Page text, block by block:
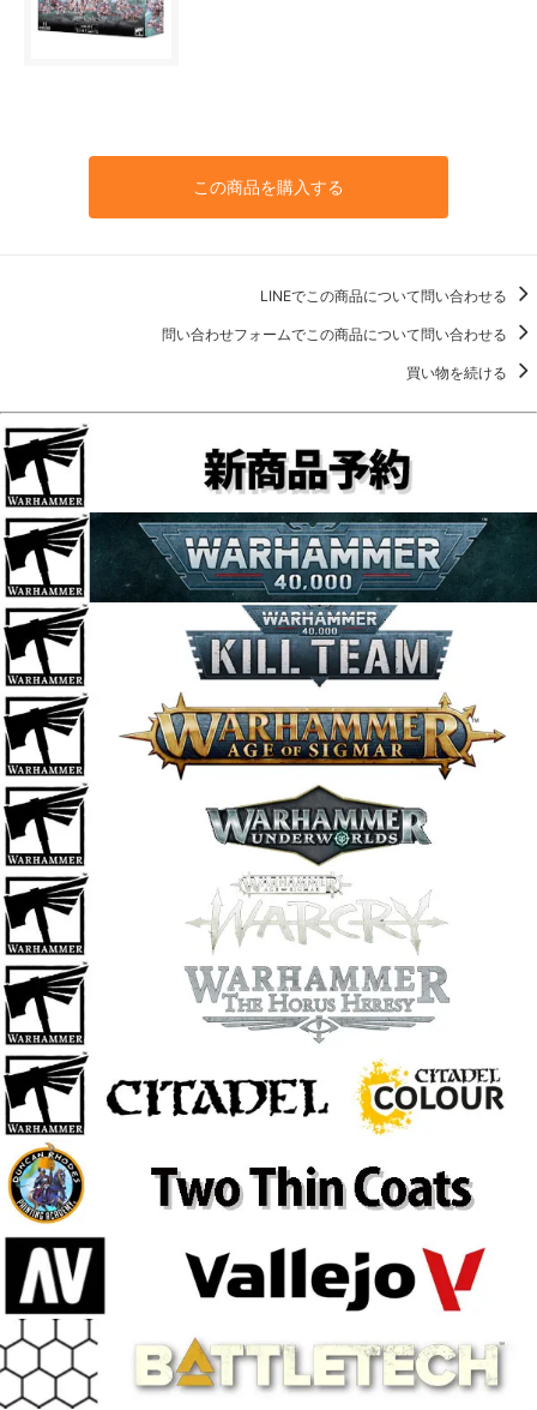
この商品を購入する
LINEでこの商品について問い合わせる
問い合わせフォームでこの商品について問い合わせる
買い物を続ける